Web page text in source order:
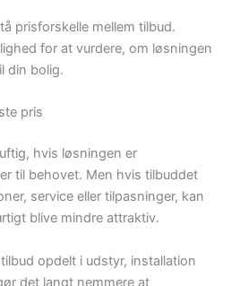
prisforskelle mellem tilbud.
for at vurdere, om løsningen
din bolig.
pris
hvis løsningen er
til behovet. Men hvis tilbuddet
service eller tilpasninger, kan
blive mindre attraktiv.
opdelt i udstyr, installation
det langt nemmere at